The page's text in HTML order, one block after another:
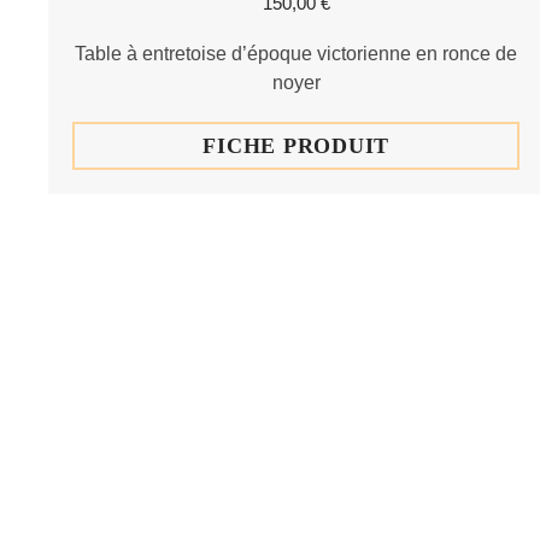
Table à entretoise d’époque victorienne en ronce de
noyer
FICHE PRODUIT